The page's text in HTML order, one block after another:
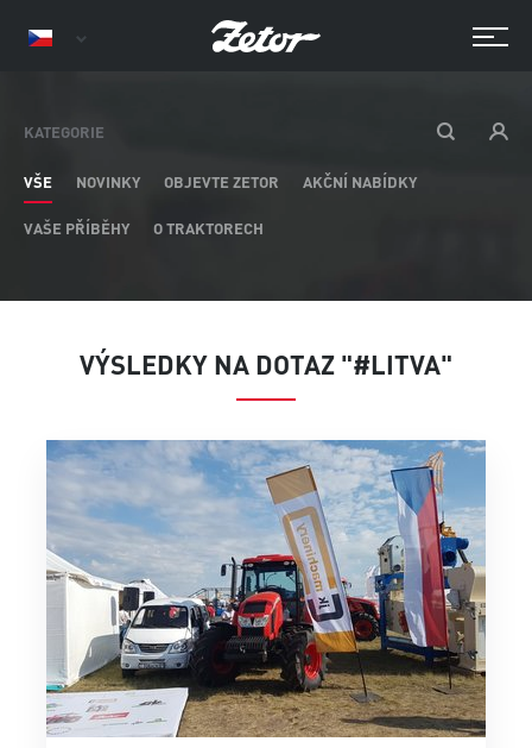
KATEGORIE
VŠE NOVINKY OBJEVTE ZETOR AKČNÍ NABÍDKY
VAŠE PŘÍBĚHY O TRAKTORECH
VÝSLEDKY NA DOTAZ "#LITVA"